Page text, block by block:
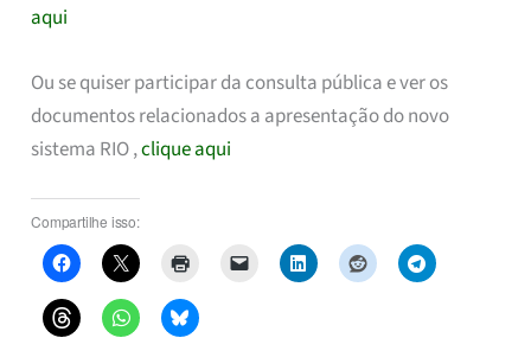
aqui
Ou se quiser participar da consulta pública e ver os
documentos relacionados a apresentação do novo
sistema RIO ,clique aqui
Compartilhe isso: